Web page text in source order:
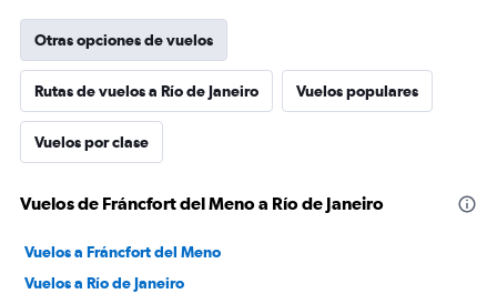
Otras opciones de vuelos
Rutas de vuelos a Río de Janeiro Vuelos populares
Vuelos por clase
Vuelos de Fráncfort del Meno a Río de Janeiro
Vuelos a Fráncfort del Meno
Vuelos a Río de Janeiro